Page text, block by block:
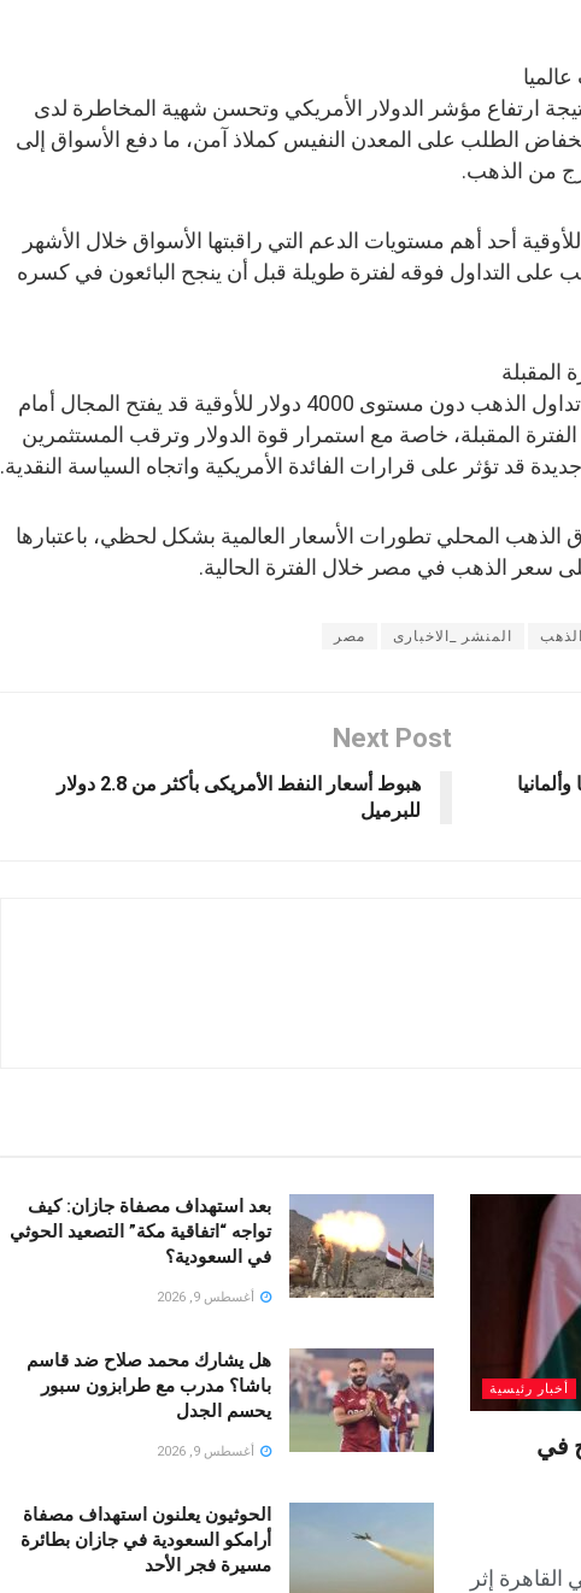
ارتفاع مؤشر الدولار الأمريكي وتحسن شهية المخاطرة لدى
الطلب على المعدن النفيس كملاذ آمن، ما دفع الأسواق إلى
من الذهب.
4000 دولار للأوقية أحد أهم مستويات الدعم التي راقبتها الأسواق خلال الأشهر
على التداول فوقه لفترة طويلة قبل أن ينجح البائعون في كسره
المقبلة
يرى محللون أن استمرار تداول الذهب دون مستوى 4000 دولار للأوقية قد يفتح المجال أمام
المقبلة، خاصة مع استمرار قوة الدولار وترقب المستثمرين
قد تؤثر على قرارات الفائدة الأمريكية واتجاه السياسة النقدية.
الذهب المحلي تطورات الأسعار العالمية بشكل لحظي، باعتبارها
سعر الذهب في مصر خلال الفترة الحالية.
المنشر _الاخبارى مصر
Next Post
هبوط أسعار النفط الأمريكى بأكثر من 2.8 دولار
للبرميل
أخبار رئيسية
في
إثر
بعد استهداف مصفاة جازان: كيف
تواجه “اتفاقية مكة” التصعيد الحوثي
في السعودية؟
أغسطس 9, 2026
هل يشارك محمد صلاح ضد قاسم
باشا؟ مدرب مع طرابزون سبور
يحسم الجدل
أغسطس 9, 2026
الحوثيون يعلنون استهداف مصفاة
أرامكو السعودية في جازان بطائرة
مسيرة فجر الأحد